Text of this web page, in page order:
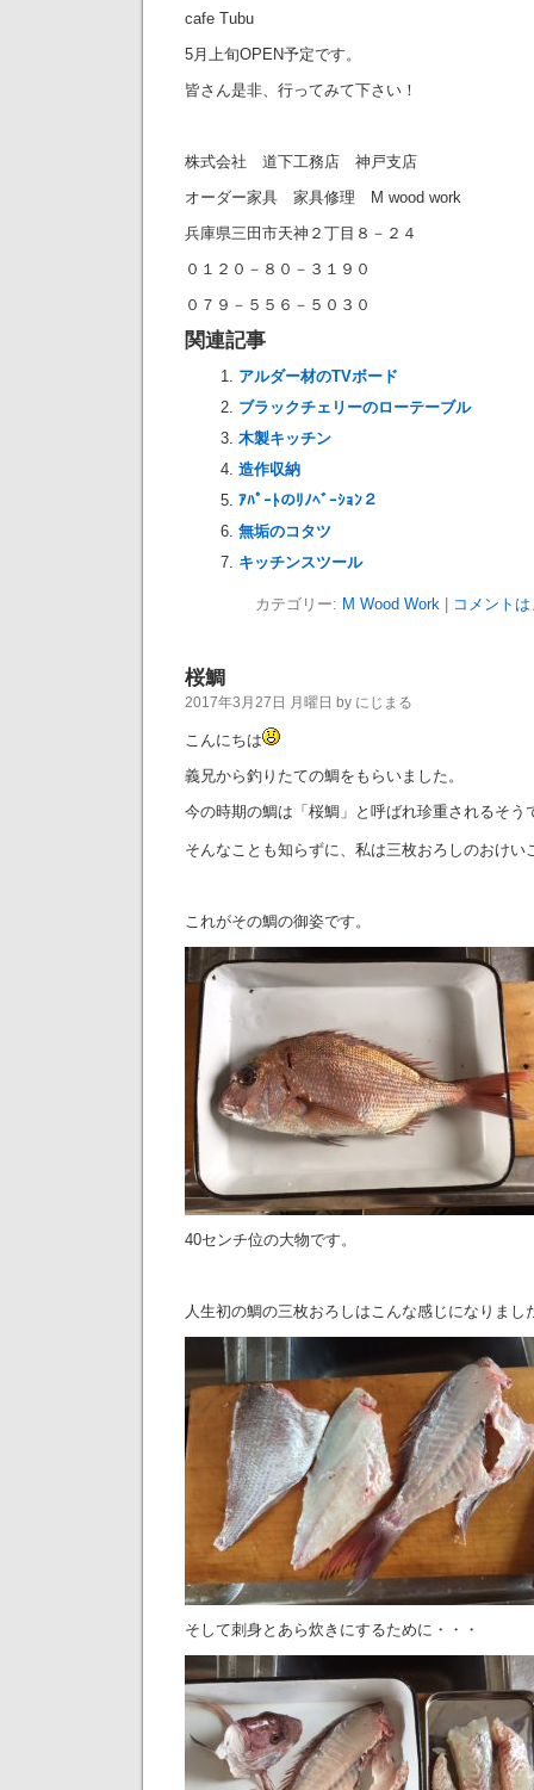
cafe Tubu
5月上旬OPEN予定です。
皆さん是非、行ってみて下さい！
株式会社 道下工務店 神戸支店
オーダー家具 家具修理 M wood work
兵庫県三田市天神２丁目８－２４
０１２０－８０－３１９０
０７９－５５６－５０３０
関連記事
アルダー材のTVボード
ブラックチェリーのローテーブル
木製キッチン
造作収納
ｱﾊﾟｰﾄのﾘﾉﾍﾞｰｼｮﾝ２
無垢のコタツ
キッチンスツール
カテゴリー: M Wood Work| コメント
桜鯛
2017年3月27日 月曜日 by にじまる
こんにちは
義兄から釣りたての鯛をもらいました。
今の時期の鯛は「桜鯛」と呼ばれ珍重されるそう
そんなことも知らずに、私は三枚おろしのおけい
これがその鯛の御姿です。
40センチ位の大物です。
人生初の鯛の三枚おろしはこんな感じになりまし
そして刺身とあら炊きにするために・・・